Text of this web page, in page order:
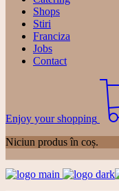
Shops
Stiri
Franciza
Jobs
Contact
Enjoy your shopping
Niciun produs în coș.